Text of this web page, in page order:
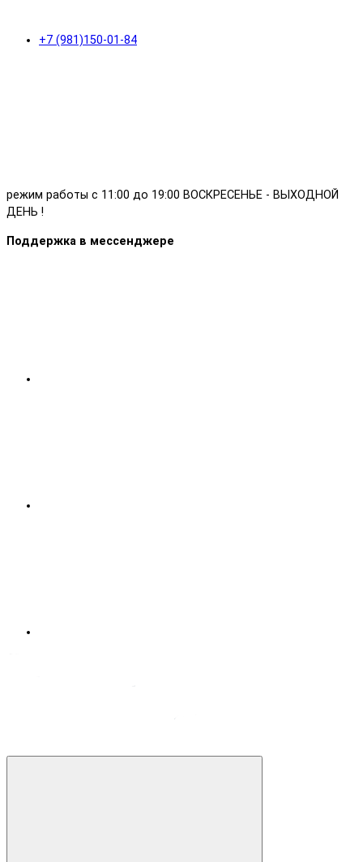
+7 (981)150-01-84
режим работы с 11:00 до 19:00 ВОСКРЕСЕНЬЕ - ВЫХОДНОЙ
ДЕНЬ !
Поддержка в мессенджере